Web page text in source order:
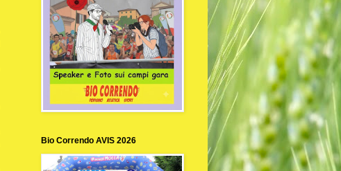
Bio Correndo AVIS 2026